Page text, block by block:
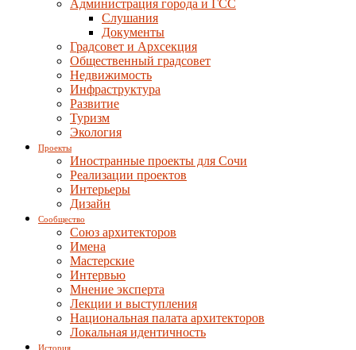
Администрация города и ГСС
Слушания
Документы
Градсовет и Архсекция
Общественный градсовет
Недвижимость
Инфраструктура
Развитие
Туризм
Экология
Проекты
Иностранные проекты для Сочи
Реализации проектов
Интерьеры
Дизайн
Сообщество
Союз архитекторов
Имена
Мастерские
Интервью
Мнение эксперта
Лекции и выступления
Национальная палата архитекторов
Локальная идентичность
История